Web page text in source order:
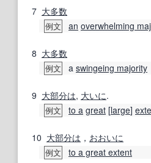
7 大多数
例文 an overwhelming
8 大多数
例文 a swingeing majority
9 大部分は, 大いに.
例文 to a great [large]
10 大部分は ， おおいに
例文 to a great extent